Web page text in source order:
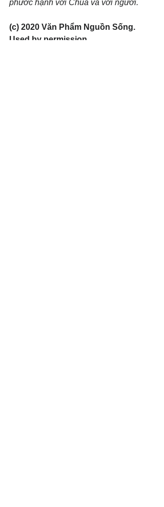
phước hạnh với Chúa và với người.
(c) 2020 Văn Phẩm Nguồn Sống.
Used by permission.